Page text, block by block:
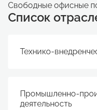
Свободные офисные
Список
Технико-
Промышленно-
деятельность